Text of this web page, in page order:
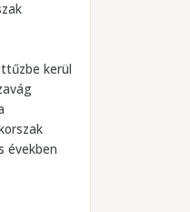
kerül
években